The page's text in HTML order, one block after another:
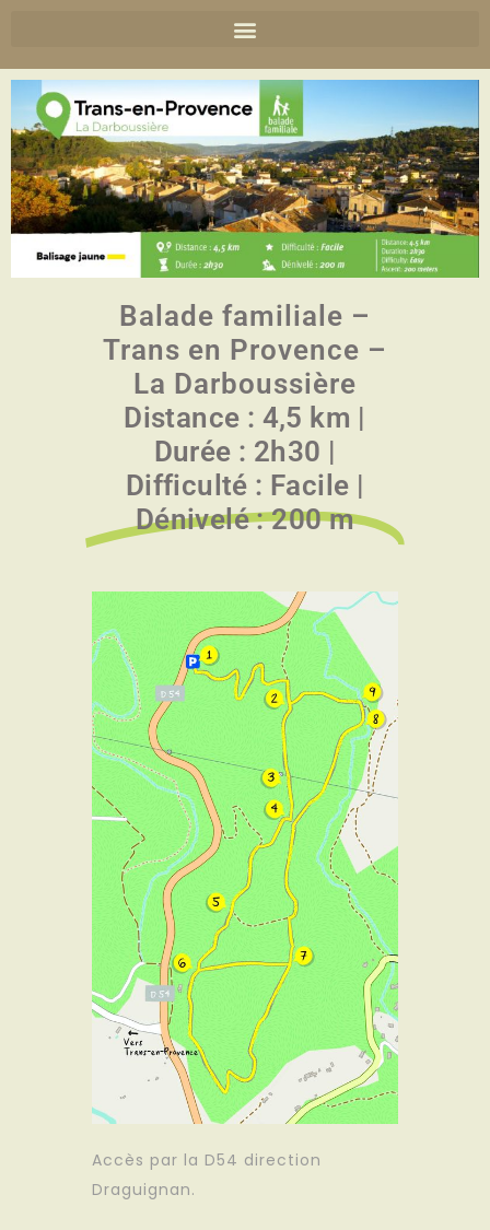
Balade familiale –
Trans en Provence –
La Darboussière
Distance : 4,5 km |
Durée : 2h30 |
Difficulté : Facile |
Dénivelé : 200 m
Accès par la D54 direction
Draguignan.